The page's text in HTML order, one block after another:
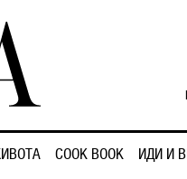
COOK BOOK ИДИ И